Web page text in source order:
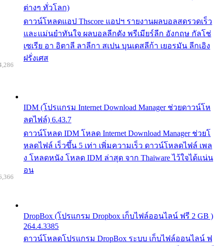
ต่างๆ ทั่วโลก)
ดาวน์โหลดแอป Thscore แอปฯ รายงานผลบอลสดรวดเร็ว
และแม่นยำทันใจ ผลบอลลีกดัง พรีเมียร์ลีก อังกฤษ กัลโช่
เซเรีย อา อิตาลี ลาลีกา สเปน บุนเดสลีก้า เยอรมัน ลีกเอิง
ฝรั่งเศส
IDM (โปรแกรม Internet Download Manager ช่วยดาวน์โห
ลดไฟล์) 6.43.7
ดาวน์โหลด IDM โหลด Internet Download Manager ช่วยโ
หลดไฟล์ เร็วขึ้น 5 เท่า เพิ่มความเร็ว ดาวน์โหลดไฟล์ เพล
ง โหลดหนัง โหลด IDM ล่าสุด จาก Thaiware ไว้ใจได้แน่น
อน
DropBox (โปรแกรม Dropbox เก็บไฟล์ออนไลน์ ฟรี 2 GB )
264.4.3385
ดาวน์โหลดโปรแกรม DropBox ระบบ เก็บไฟล์ออนไลน์ ฟ